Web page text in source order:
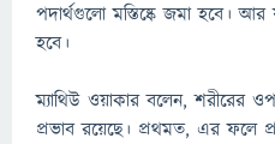
পদার্থগুলো মস্তিষ্কে জমা হবে। আর
হবে।
ম্যাথিউ ওয়াকার বলেন, শরীরের
প্রভাব রয়েছে। প্রথমত, এর ফলে